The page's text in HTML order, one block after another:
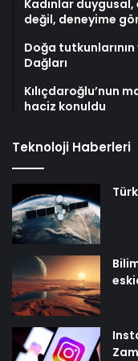
Kadınlar duygusal,
değil, deneyime
Doğa
Dağları
Kılıçdaroğlu’nun
haciz konuldu
Teknoloji Haberleri